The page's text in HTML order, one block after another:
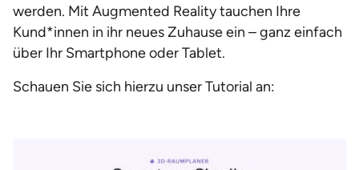
werden. Mit Augmented Reality tauchen Ihre
Kund*innen in ihr neues Zuhause ein – ganz einfach
über Ihr Smartphone oder Tablet.
Schauen Sie sich hierzu unser Tutorial an: